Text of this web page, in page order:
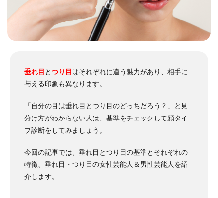
垂れ目 とつり目 はそれぞれに違う魅力があり、相手に
与える印象も異なります。
「自分の目は垂れ目とつり目のどっちだろう？」と見
分け方がわからない人は、基準をチェックして顔タイ
プ診断をしてみましょう。
今回の記事では、垂れ目とつり目の基準とそれぞれの
特徴、垂れ目・つり目の女性芸能人＆男性芸能人を紹
介します。